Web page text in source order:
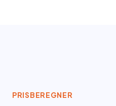
PRISBEREGNER